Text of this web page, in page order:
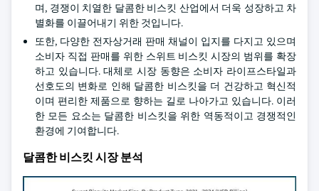
며, 경쟁이 치열한 달콤한 비스킷 산업에서 더욱 성장하고 차
별화를 이끌어내기 위한 것입니다.
또한, 다양한 전자상거래 판매 채널이 입지를 다지고 있으며
소비자 직접 판매를 위한 스위트 비스킷 시장의 범위를 확장
하고 있습니다. 대체로 시장 동향은 소비자 라이프스타일과
선호도의 변화로 인해 달콤한 비스킷을 더 건강하고 혁신적
이며 편리한 제품으로 향하는 길로 나아가고 있습니다. 이러
한 모든 요소는 달콤한 비스킷을 위한 역동적이고 경쟁적인
환경에 기여합니다.
달콤한 비스킷 시장 분석